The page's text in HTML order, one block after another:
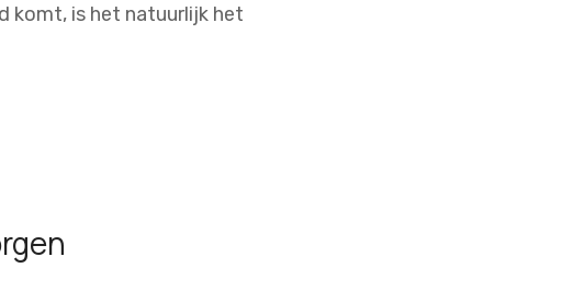
komt, is het natuurlijk het